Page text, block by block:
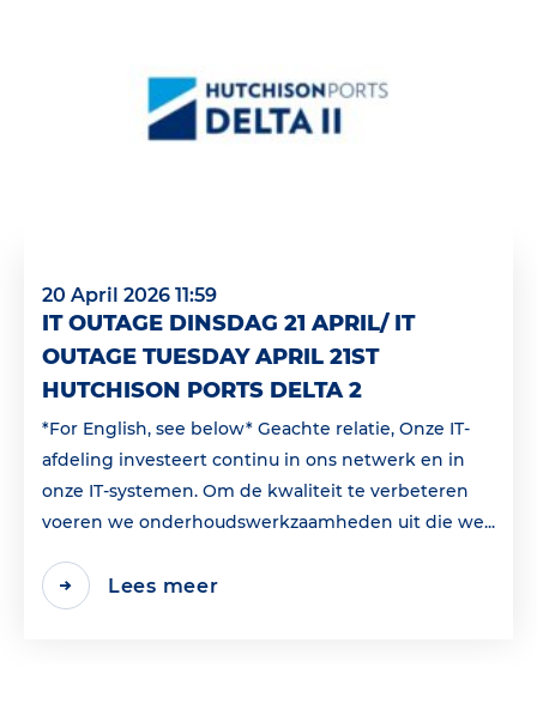
20 April 2026 11:59
IT OUTAGE DINSDAG 21 APRIL/ IT
OUTAGE TUESDAY APRIL 21ST
HUTCHISON PORTS DELTA 2
*For English, see below* Geachte relatie, Onze IT-
afdeling investeert continu in ons netwerk en in
onze IT-systemen. Om de kwaliteit te verbeteren
voeren we onderhoudswerkzaamheden uit die we...
Lees meer